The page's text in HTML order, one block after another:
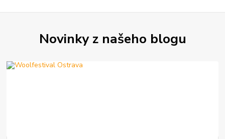
Novinky z našeho blogu